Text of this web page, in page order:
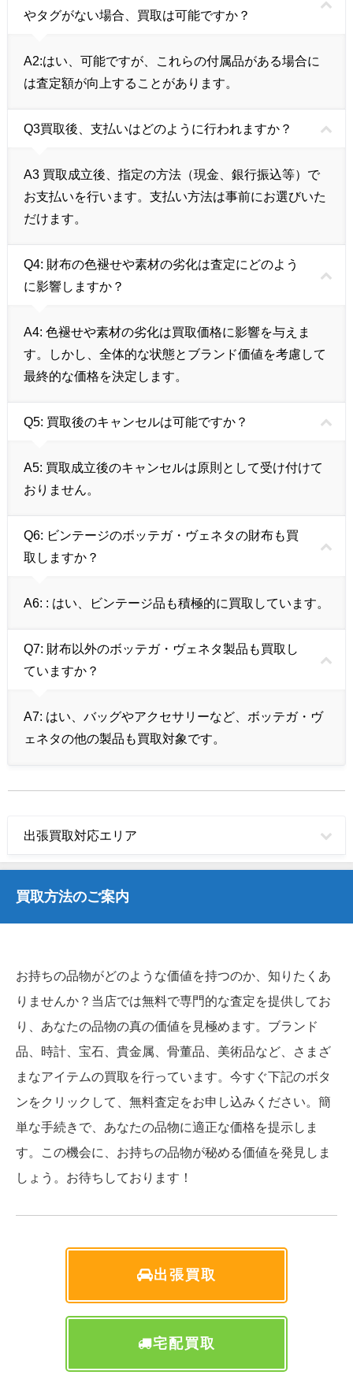
やタグがない場合、買取は可能ですか？
A2:はい、可能ですが、これらの付属品がある場合に
は査定額が向上することがあります。
Q3買取後、支払いはどのように行われますか？
A3 買取成立後、指定の方法（現金、銀行振込等）で
お支払いを行います。支払い方法は事前にお選びいた
だけます。
Q4: 財布の色褪せや素材の劣化は査定にどのよう
に影響しますか？
A4: 色褪せや素材の劣化は買取価格に影響を与えま
す。しかし、全体的な状態とブランド価値を考慮して
最終的な価格を決定します。
Q5: 買取後のキャンセルは可能ですか？
A5: 買取成立後のキャンセルは原則として受け付けて
おりません。
Q6: ビンテージのボッテガ・ヴェネタの財布も買
取しますか？
A6: : はい、ビンテージ品も積極的に買取しています。
Q7: 財布以外のボッテガ・ヴェネタ製品も買取し
ていますか？
A7: はい、バッグやアクセサリーなど、ボッテガ・ヴ
ェネタの他の製品も買取対象です。
出張買取対応エリア
買取方法のご案内
お持ちの品物がどのような価値を持つのか、知りたくあ
りませんか？当店では無料で専門的な査定を提供してお
り、あなたの品物の真の価値を見極めます。ブランド
品、時計、宝石、貴金属、骨董品、美術品など、さまざ
まなアイテムの買取を行っています。今すぐ下記のボタ
ンをクリックして、無料査定をお申し込みください。簡
単な手続きで、あなたの品物に適正な価格を提示しま
す。この機会に、お持ちの品物が秘める価値を発見しま
しょう。お待ちしております！
出張買取
宅配買取